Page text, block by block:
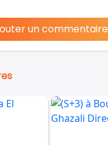
un commentaire